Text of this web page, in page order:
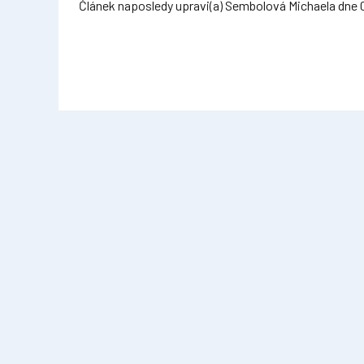
Článek naposledy upravi(a) Sembolová Michaela dne